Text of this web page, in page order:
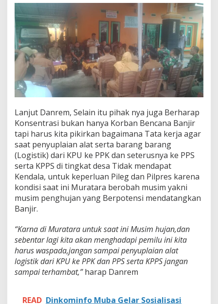
D
i
B
a
t
u
G
a
h
Lanjut Danrem, Selain itu pihak nya juga Berharap
Konsentrasi bukan hanya Korban Bencana Banjir
tapi harus kita pikirkan bagaimana Tata kerja agar
saat penyuplaian alat serta barang barang
(Logistik) dari KPU ke PPK dan seterusnya ke PPS
serta KPPS di tingkat desa Tidak mendapat
Kendala, untuk keperluan Pileg dan Pilpres karena
kondisi saat ini Muratara berobah musim yakni
musim penghujan yang Berpotensi mendatangkan
Banjir.
“Karna di Muratara untuk saat ini Musim hujan,dan
sebentar lagi kita akan menghadapi pemilu ini kita
harus waspada,jangan sampai penyuplaian alat
logistik dari KPU ke PPK dan PPS serta KPPS jangan
sampai terhambat,”harap Danrem
READ Dinkominfo Muba Gelar Sosialisasi